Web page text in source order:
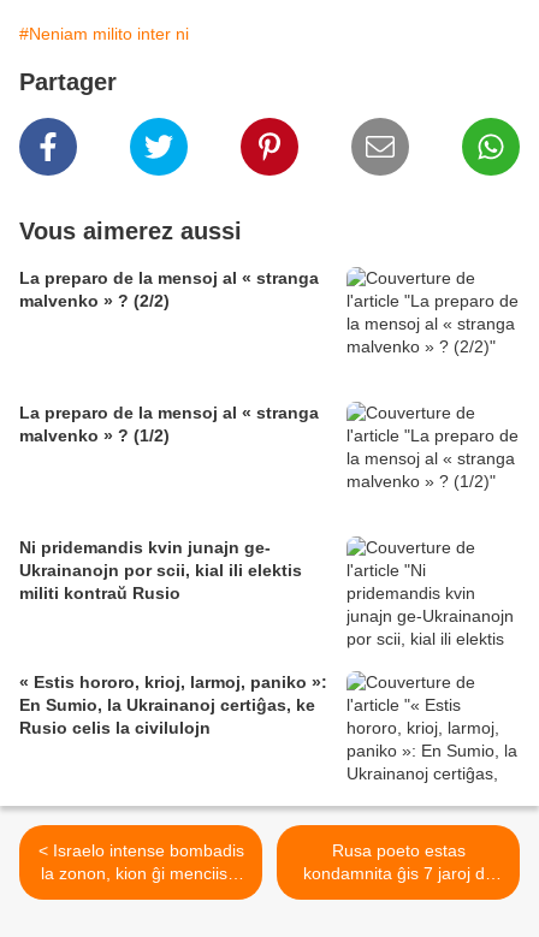
#Neniam milito inter ni
Partager
Vous aimerez aussi
La preparo de la mensoj al « stranga
malvenko » ? (2/2)
La preparo de la mensoj al « stranga
malvenko » ? (1/2)
Ni pridemandis kvin junajn ge-
Ukrainanojn por scii, kial ili elektis
militi kontraŭ Rusio
« Estis hororo, krioj, larmoj, paniko »:
En Sumio, la Ukrainanoj certiĝas, ke
Rusio celis la civilulojn
< Israelo intense bombadis
la zonon, kion ĝi menciis «
sekura » por la Gazaanoj
Rusa poeto estas
kondamnita ĝis 7 jaroj da
malliberejo, ĉar li recitis